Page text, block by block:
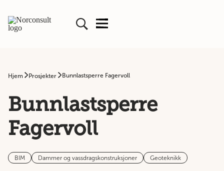
Hjem Prosjekter Bunnlastsperre Fagervoll
Bunnlastsperre
Fagervoll
BIM Dammer og vassdragskonstruksjoner Geoteknikk